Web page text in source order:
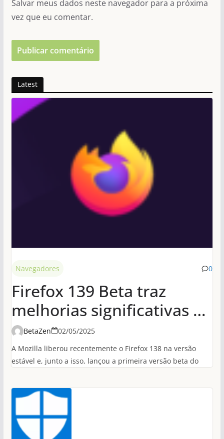
Salvar meus dados neste navegador para a próxima
vez que eu comentar.
Latest
Navegadores 0
Firefox 139 Beta traz
melhorias significativas de
desempenho em
conexões HTTP/3
BetaZen
02/05/2025
A Mozilla liberou recentemente o Firefox 138 na versão
estável e, junto a isso, lançou a primeira versão beta do